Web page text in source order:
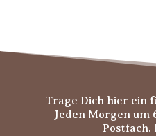
Trage Dich hier ein
Jeden Morgen um
Postfach.